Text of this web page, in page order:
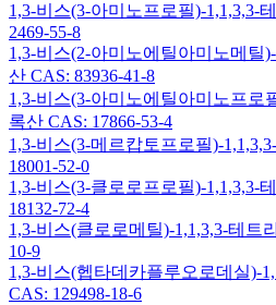
1,3-비스(3-아미노프로필)-1,1,3,3-
2469-55-8
1,3-비스(2-아미노에틸아미노메틸
산 CAS: 83936-41-8
1,3-비스(3-아미노에틸아미노프로
록산 CAS: 17866-53-4
1,3-비스(3-메르캅토프로필)-
18001-52-0
1,3-비스(3-클로로프로필)-1,1,3,3-
18132-72-4
1,3-비스(클로로메틸)-1,1,3,3-테트
10-9
1,3-비스(헵타데카플루오로데실)-
CAS: 129498-18-6